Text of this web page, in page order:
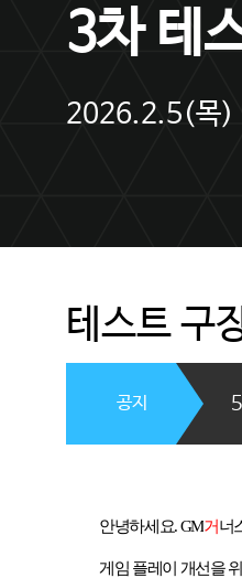
3차 테
2026.2.5(목)
테스트 구
공지
안녕하세요. GM거너
게임 플레이 개선을